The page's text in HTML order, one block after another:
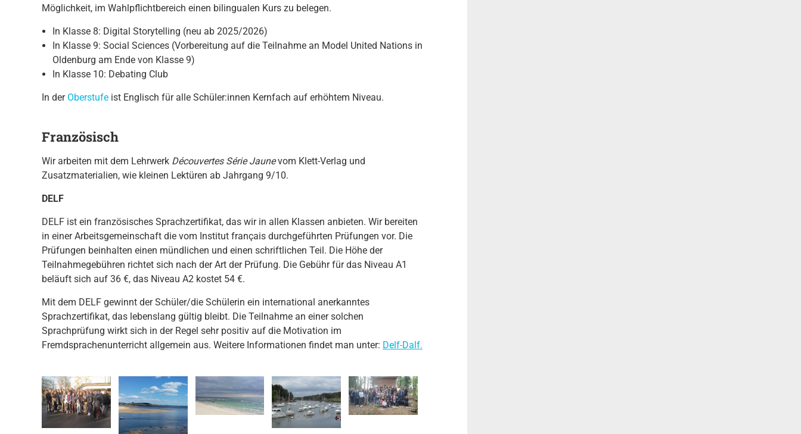
Möglichkeit, im Wahlpflichtbereich einen bilingualen Kurs zu belegen.
In Klasse 8: Digital Storytelling (neu ab 2025/2026)
In Klasse 9: Social Sciences (Vorbereitung auf die Teilnahme an Model United Nations in
Oldenburg am Ende von Klasse 9)
In Klasse 10: Debating Club
In der Oberstufe ist Englisch für alle Schüler:innen Kernfach auf erhöhtem Niveau.
Französisch
Wir arbeiten mit dem Lehrwerk Découvertes Série Jaunevom Klett-Verlag und
Zusatzmaterialien, wie kleinen Lektüren ab Jahrgang 9/10.
DELF
DELF ist ein französisches Sprachzertifikat, das wir in allen Klassen anbieten. Wir bereiten
in einer Arbeitsgemeinschaft die vom Institut français durchgeführten Prüfungen vor. Die
Prüfungen beinhalten einen mündlichen und einen schriftlichen Teil. Die Höhe der
Teilnahmegebühren richtet sich nach der Art der Prüfung. Die Gebühr für das Niveau A1
beläuft sich auf 36 €, das Niveau A2 kostet 54 €.
Mit dem DELF gewinnt der Schüler/die Schülerin ein international anerkanntes
Sprachzertifikat, das lebenslang gültig bleibt. Die Teilnahme an einer solchen
Sprachprüfung wirkt sich in der Regel sehr positiv auf die Motivation im
Fremdsprachenunterricht allgemein aus. Weitere Informationen findet man unter: Delf-Dalf.